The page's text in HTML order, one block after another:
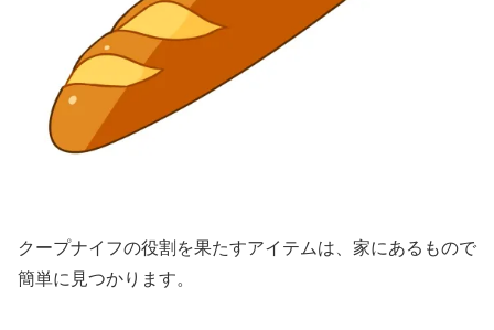
クープナイフの役割を果たすアイテムは、家にあるもので
簡単に見つかります。